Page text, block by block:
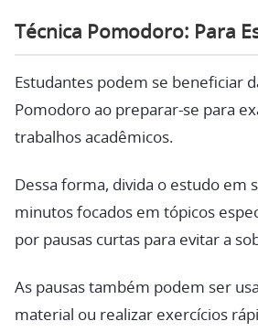
Técnica Pomodoro: Para
Estudantes podem se beneficiar
Pomodoro ao preparar-se para
trabalhos acadêmicos.
Dessa forma, divida o estudo em
minutos focados em tópicos
por pausas curtas para evitar a
As pausas também podem ser
material ou realizar exercícios